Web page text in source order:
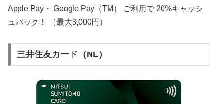
Apple Pay・ Google Pay（TM） ご利用で 20%キャッシ
ュバック！ （最大3,000円）
三井住友カード（NL）